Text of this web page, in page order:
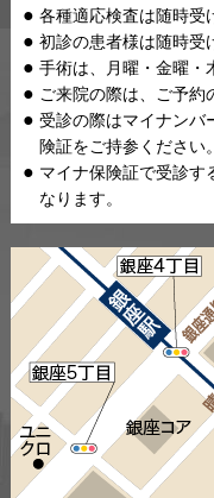
各種適応検査は随時受
初診の患者様は随時受
手術は、月曜・金曜・
ご来院の際は、ご予約
受診の際はマイナンバ
険証をご持参ください。
マイナ保険証で受診す
なります。